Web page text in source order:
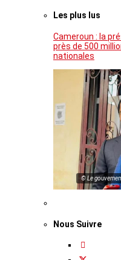
Les plus lus
Cameroun : la
près de 500
nationales
© Le
Nous Suivre